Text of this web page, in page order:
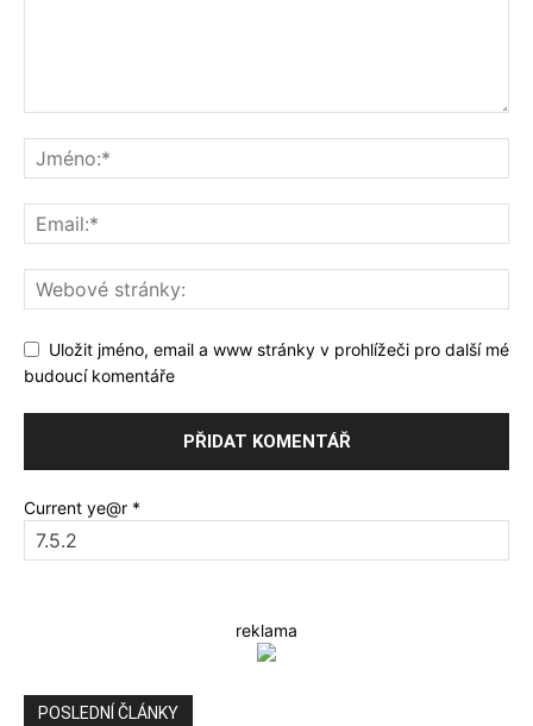
Uložit jméno, email a www stránky v prohlížeči pro další mé
budoucí komentáře
Current ye@r *
reklama
POSLEDNÍ ČLÁNKY